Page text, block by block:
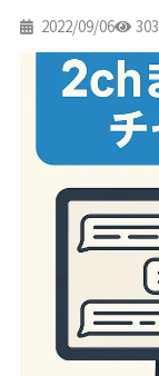
2022/09/06 303